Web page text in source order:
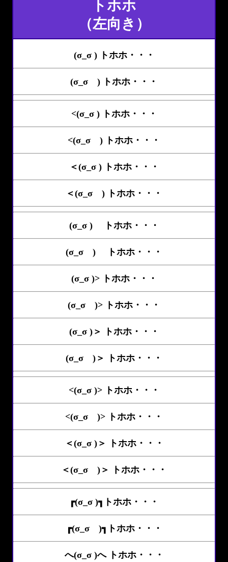
トホホ
（左向き）
(σ_σ ) トホホ・・・
(σ_σ ) トホホ・・・
<(σ_σ ) トホホ・・・
<(σ_σ ) トホホ・・・
＜(σ_σ ) トホホ・・・
＜(σ_σ ) トホホ・・・
(σ_σ )ゝ トホホ・・・
(σ_σ )ゝ トホホ・・・
(σ_σ )> トホホ・・・
(σ_σ )> トホホ・・・
(σ_σ )＞ トホホ・・・
(σ_σ )＞ トホホ・・・
<(σ_σ )> トホホ・・・
<(σ_σ )> トホホ・・・
＜(σ_σ )＞ トホホ・・・
＜(σ_σ )＞ トホホ・・・
┏(σ_σ )┓トホホ・・・
┏(σ_σ )┓トホホ・・・
へ(σ_σ )へ トホホ・・・